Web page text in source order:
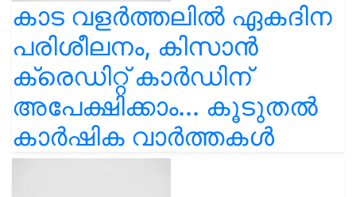
കാട വളര്‍ത്തലിൽ ഏകദിന
പരിശീലനം, കിസാൻ
ക്രെഡിറ്റ് കാർഡിന്
അപേക്ഷിക്കാം... കൂടുതൽ
കാർഷിക വാർത്തകൾ